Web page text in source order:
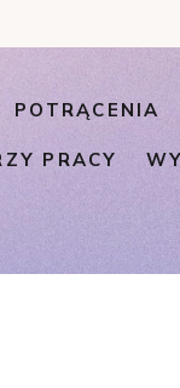
POTRĄCENIA
PRACY